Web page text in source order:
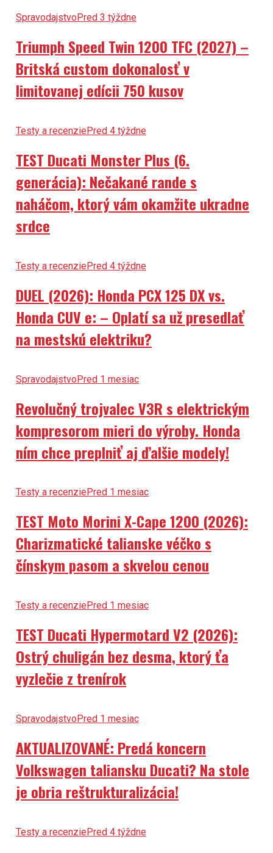
SpravodajstvoPred 3 týždne
Triumph Speed Twin 1200 TFC (2027) –
Britská custom dokonalosť v
limitovanej edícii 750 kusov
Testy a recenziePred 4 týždne
TEST Ducati Monster Plus (6.
generácia): Nečakané rande s
naháčom, ktorý vám okamžite ukradne
srdce
Testy a recenziePred 4 týždne
DUEL (2026): Honda PCX 125 DX vs.
Honda CUV e: – Oplatí sa už presedlať
na mestskú elektriku?
SpravodajstvoPred 1 mesiac
Revolučný trojvalec V3R s elektrickým
kompresorom mieri do výroby. Honda
ním chce preplniť aj ďalšie modely!
Testy a recenziePred 1 mesiac
TEST Moto Morini X-Cape 1200 (2026):
Charizmatické talianske véčko s
čínskym pasom a skvelou cenou
Testy a recenziePred 1 mesiac
TEST Ducati Hypermotard V2 (2026):
Ostrý chuligán bez desma, ktorý ťa
vyzlečie z trenírok
SpravodajstvoPred 1 mesiac
AKTUALIZOVANÉ: Predá koncern
Volkswagen taliansku Ducati? Na stole
je obria reštrukturalizácia!
Testy a recenziePred 4 týždne